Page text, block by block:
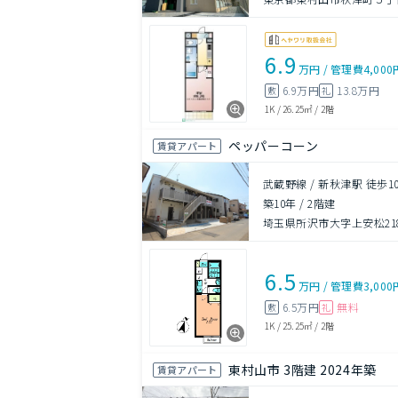
6.9 万円 /管理費4,000
敷 6.9万円礼 13.8万円
1K /26.25㎡ / 2階
賃貸アパート ペッパーコーン
武蔵野線 / 新秋津駅 徒歩
築10年 /2階建
埼玉県所沢市大字上安松
6.5 万円 /管理費3,000
敷 6.5万円 礼 無料
1K / 25.25㎡ / 2階
賃貸アパート 東村山市 3階建 2024年築